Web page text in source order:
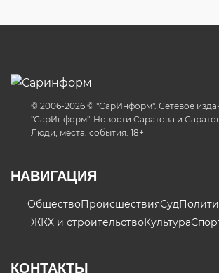
© 2006-2026 © "СарИнформ". Сетевое
"СарИнформ". Новости Саратова и
Люди, места, события. 18+
НАВИГАЦИЯ
ОбществоПроисшествияСуд
ЖКХ и строительствоКультура
КОНТАКТЫ